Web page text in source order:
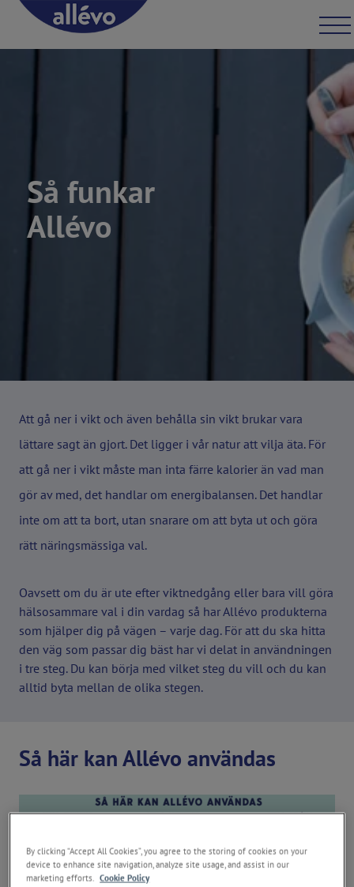
Hoppa till innehåll
Open
Så funkar
Allévo
Att gå ner i vikt och även behålla sin vikt brukar vara
lättare sagt än gjort. Det ligger i vår natur att vilja äta. För
att gå ner i vikt måste man inta färre kalorier än vad man
gör av med, det handlar om energibalansen. Det handlar
inte om att ta bort, utan snarare om att byta ut och göra
rätt näringsmässiga val.
Oavsett om du är ute efter viktnedgång eller bara vill göra
hälsosammare val i din vardag så har Allévo produkterna
som hjälper dig på vägen – varje dag. För att du ska hitta
den väg som passar dig bäst har vi delat in användningen
i tre steg. Du kan börja med vilket steg du vill och du kan
alltid byta mellan de olika stegen.
Så här kan Allévo användas
By clicking “Accept All Cookies”, you agree to the storing of cookies on your
device to enhance site navigation, analyze site usage, and assist in our
marketing efforts. Cookie Policy